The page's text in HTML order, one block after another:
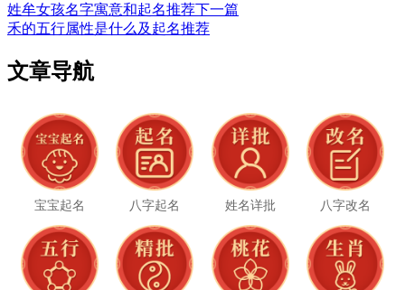
姓牟女孩名字寓意和起名推荐下一篇
禾的五行属性是什么及起名推荐
文章导航
宝宝起名 八字起名 姓名详批 八字改名